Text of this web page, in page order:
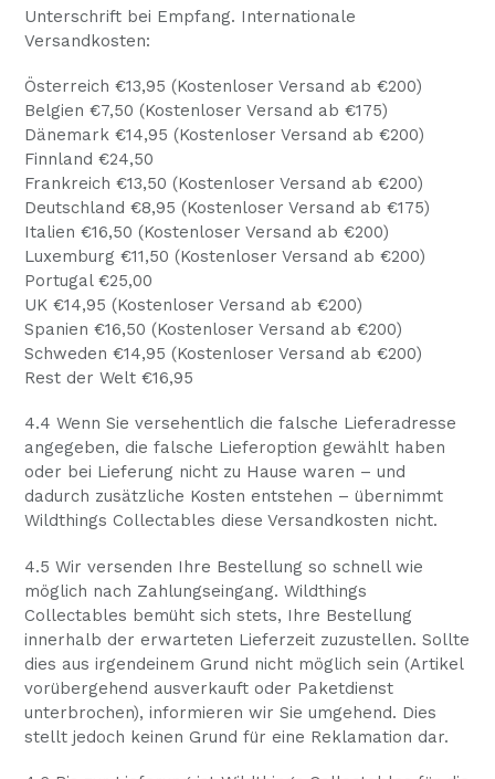
Unterschrift bei Empfang. Internationale
Versandkosten:
Österreich €13,95 (Kostenloser Versand ab €200)
Belgien €7,50 (Kostenloser Versand ab €175)
Dänemark €14,95 (Kostenloser Versand ab €200)
Finnland €24,50
Frankreich €13,50 (Kostenloser Versand ab €200)
Deutschland €8,95 (Kostenloser Versand ab €175)
Italien €16,50 (Kostenloser Versand ab €200)
Luxemburg €11,50 (Kostenloser Versand ab €200)
Portugal €25,00
UK €14,95 (Kostenloser Versand ab €200)
Spanien €16,50 (Kostenloser Versand ab €200)
Schweden €14,95 (Kostenloser Versand ab €200)
Rest der Welt €16,95
4.4 Wenn Sie versehentlich die falsche Lieferadresse
angegeben, die falsche Lieferoption gewählt haben
oder bei Lieferung nicht zu Hause waren – und
dadurch zusätzliche Kosten entstehen – übernimmt
Wildthings Collectables diese Versandkosten nicht.
4.5 Wir versenden Ihre Bestellung so schnell wie
möglich nach Zahlungseingang. Wildthings
Collectables bemüht sich stets, Ihre Bestellung
innerhalb der erwarteten Lieferzeit zuzustellen. Sollte
dies aus irgendeinem Grund nicht möglich sein (Artikel
vorübergehend ausverkauft oder Paketdienst
unterbrochen), informieren wir Sie umgehend. Dies
stellt jedoch keinen Grund für eine Reklamation dar.